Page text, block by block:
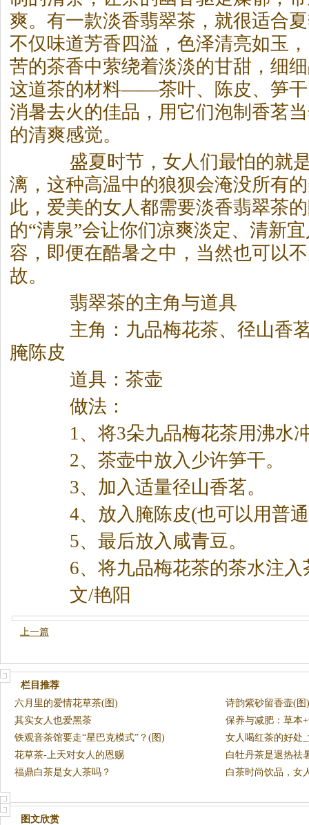
爽。有一款淡香翡翠茶 ，就很适合
不仅味道芳香四溢，色泽清亮如玉
苦的茶香中萦绕着淡淡的甘甜，细
这道茶的材料——茶叶、陈皮、笋
消暑去火的佳品，用它们泡制香茗
的清爽感觉。
盛夏时节，女人们最怕的就是
漓，这种高温中的狼狈会淹没所有
此，爱美的女人都需要淡香翡翠茶
的“清泉”会让你们凉爽淡定、清新
容，即便在酷暑之中，当然也可以
故。
翡翠茶的主角与道具
主角：九品梅花茶、径山香
腌陈皮
道具： 茶壶
做法：
1、将3朵九品梅花茶用沸水
2、 茶壶中放入少许笋干。
3、加入适量径山香茗。
4、放入腌陈皮(也可以用普通
5、最后放入咸青豆。
6、将九品梅花茶的茶水注入
文/艳阳
上一篇
栏目推荐
六月里的爱情花草茶(图)
诗韵紫砂留香壶(图)
其实女人也爱黑茶
保养与减肥：草本
人都能
铁观音茶馆要走“星巴克模式”？(图)
女人喝红茶的好处
花草茶-上天对女人的恩赐
白牡丹茶是退热祛
福鼎白茶是女人茶吗？
白茶时尚饮品，女
图文欣赏